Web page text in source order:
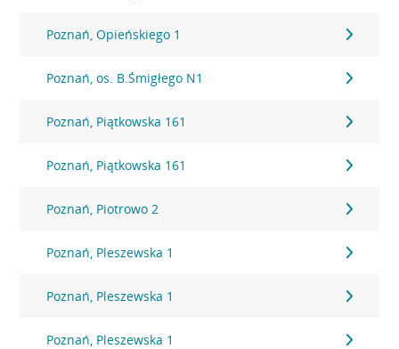
Poznań, Opieńskiego 1
Poznań, os. B.Śmigłego N1
Poznań, Piątkowska 161
Poznań, Piątkowska 161
Poznań, Piotrowo 2
Poznań, Pleszewska 1
Poznań, Pleszewska 1
Poznań, Pleszewska 1